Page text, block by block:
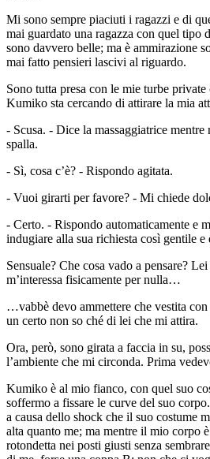
Mi sono sempre piaciuti i ragazzi e di
mai guardato una ragazza con quel tipo
sono davvero belle; ma è ammirazione
mai fatto pensieri lascivi al riguardo.
Sono tutta presa con le mie turbe
Kumiko sta cercando di attirare la mia
- Scusa. - Dice la massaggiatrice mentre
spalla.
- Sì, cosa c’è? - Rispondo agitata.
- Vuoi girarti per favore? - Mi chiede
- Certo. - Rispondo automaticamente e
indugiare alla sua richiesta così gentile e
Sensuale? Che cosa vado a pensare?
m’interessa fisicamente per nulla…
…vabbè devo ammettere che vestita con
un certo non so ché di lei che mi attira.
Ora, però, sono girata a faccia in su,
l’ambiente che mi circonda. Prima
Kumiko è al mio fianco, con quel suo
soffermo a fissare le curve del suo
a causa dello shock che il suo costume
alta quanto me; ma mentre il mio corpo
rotondetta nei posti giusti senza